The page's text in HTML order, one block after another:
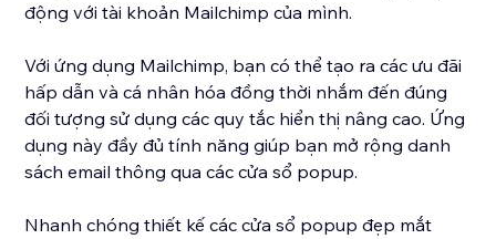
động với tài khoản Mailchimp của mình.
Với ứng dụng Mailchimp, bạn có thể tạo ra các ưu đãi
hấp dẫn và cá nhân hóa đồng thời nhắm đến đúng
đối tượng sử dụng các quy tắc hiển thị nâng cao. Ứng
dụng này đầy đủ tính năng giúp bạn mở rộng danh
sách email thông qua các cửa sổ popup.
Nhanh chóng thiết kế các cửa sổ popup đẹp mắt